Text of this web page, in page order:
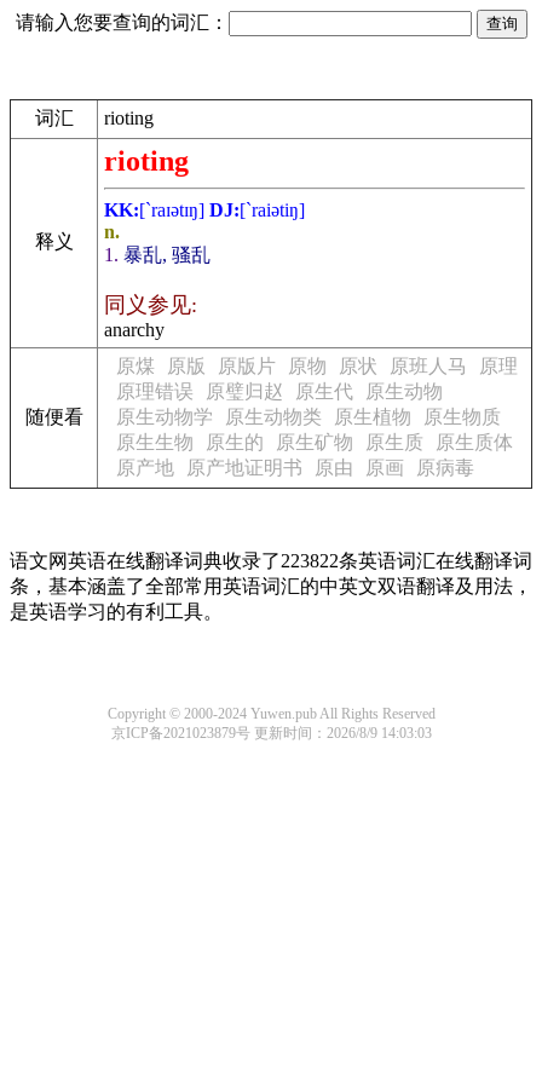
请输入您要查询的词汇：
词汇 rioting
释义
rioting
KK:[`raɪәtɪŋ] DJ:[`raiәtiŋ]
n.
1. 暴乱, 骚乱
同义参见:
anarchy
随便看
原煤 原版 原版片 原物 原状 原班人马
原理
原理错误
原璧归赵 原生代
原生动物
原生动物学
原生动物类 原生植物
原生物质
原生生物
原生的 原生矿物 原生质
原生质体
原产地
原产地证明书 原由 原画 原病毒
语文网英语在线翻译词典收录了223822条英语词汇在线翻译词
条，基本涵盖了全部常用英语词汇的中英文双语翻译及用法，
是英语学习的有利工具。
Copyright © 2000-2024 Yuwen.pub All Rights Reserved
京ICP备2021023879号更新时间：2026/8/9 14:03:03